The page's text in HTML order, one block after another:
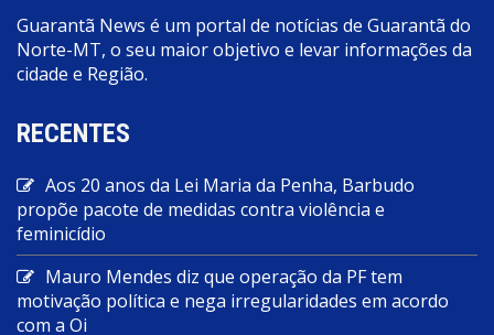
Guarantã News é um portal de notícias de Guarantã do
Norte-MT, o seu maior objetivo e levar informações da
cidade e Região.
RECENTES
Aos 20 anos da Lei Maria da Penha, Barbudo
propõe pacote de medidas contra violência e
feminicídio
Mauro Mendes diz que operação da PF tem
motivação política e nega irregularidades em acordo
com a Oi